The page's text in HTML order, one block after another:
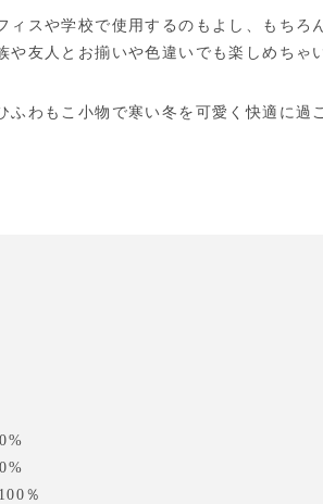
ィスや学校で使用するのもよし、もちろ
や友人とお揃いや色違いでも楽しめちゃ
ふわもこ小物で寒い冬を可愛く快適に過
％